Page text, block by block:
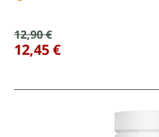
Prix de vente :
Prix régulier :
12,90 €
12,45 €